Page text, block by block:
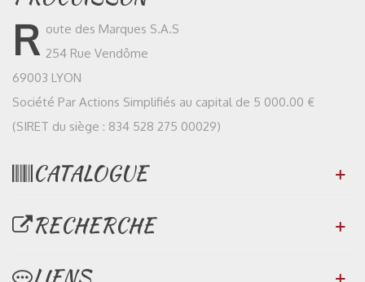
R oute des Marques S.A.S
254 Rue Vendôme
69003 LYON
Société Par Actions Simplifiés au capital de 5 000.00 €
(SIRET du siège : 834 528 275 00029)
CATALOGUE
RECHERCHE